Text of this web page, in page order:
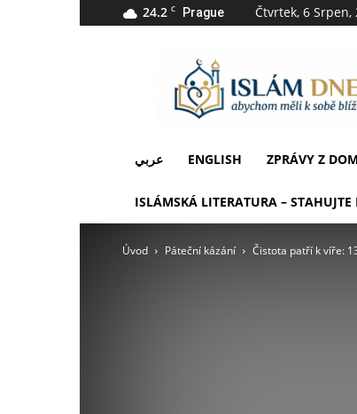
24.2 C Prague Čtvrtek, 6 Srpen,
عربي ENGLISH ZPRÁVY Z
ISLÁMSKÁ LITERATURA – STAHUJTE
Úvod Páteční kázání Čistota patří k víře: